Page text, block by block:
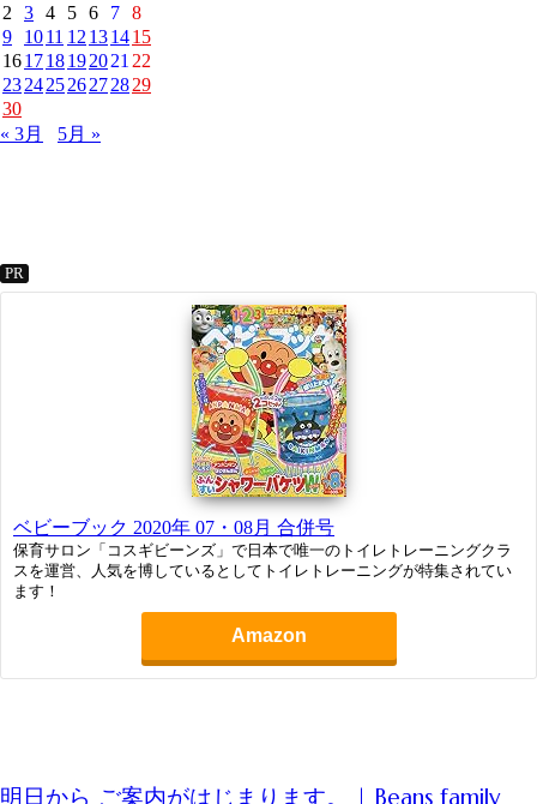
2
3 4 5 6 7 8
9
1011 12 131415
161718192021 22
23242526272829
30
« 3月
5月 »
PR
ベビーブック 2020年 07・08月 合併号
保育サロン「コスギビーンズ」で日本で唯一のトイレトレーニングクラ
スを運営、人気を博しているとしてトイレトレーニングが特集されてい
ます！
Amazon
明日から ご案内がはじまります。 | Beans family